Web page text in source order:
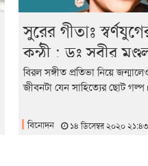
সুরের গীতাঃ
কন্ঠী : ডঃ সুবীর
বিরল সঙ্গীত প্রতিভা নিয়ে
জীবনটা যেন সাহিত্যের ছোট
বিনোদন ১৪ ডিসেম্বর ২০২০ ২১:৪৩